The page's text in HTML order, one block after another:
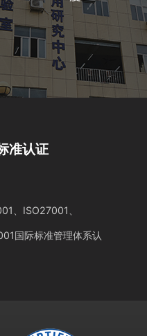
准认证
、ISO27001、
国际标准管理体系认